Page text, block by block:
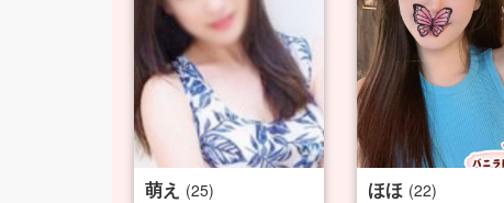
萌え (25) ほほ (22)